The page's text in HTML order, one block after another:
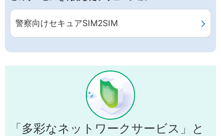
警察向けセキュアSIM2SIM
「多彩なネットワークサービス」と